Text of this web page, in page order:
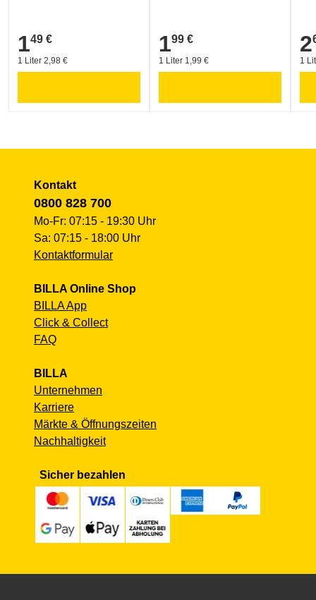
1,49 €
149 €
1 Liter 2,98 €
1,99 €
199 €
1 Liter 1,99 €
2
1
Kontakt
0800 828 700
Mo-Fr: 07:15 - 19:30 Uhr
Sa: 07:15 - 18:00 Uhr
Kontaktformular
BILLA Online Shop
BILLA App
Click & Collect
FAQ
BILLA
Unternehmen
Karriere
Märkte & Öffnungszeiten
Nachhaltigkeit
Sicher bezahlen